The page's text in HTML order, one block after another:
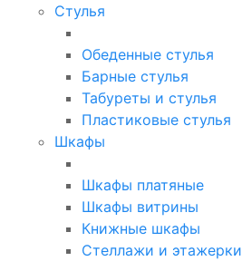
Стулья
Обеденные стулья
Барные стулья
Табуреты и стулья
Пластиковые стулья
Шкафы
Шкафы платяные
Шкафы витрины
Книжные шкафы
Стеллажи и этажерки